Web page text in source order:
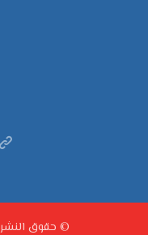
© حقوق النشر 2026. كل الحقوق محفوظة.